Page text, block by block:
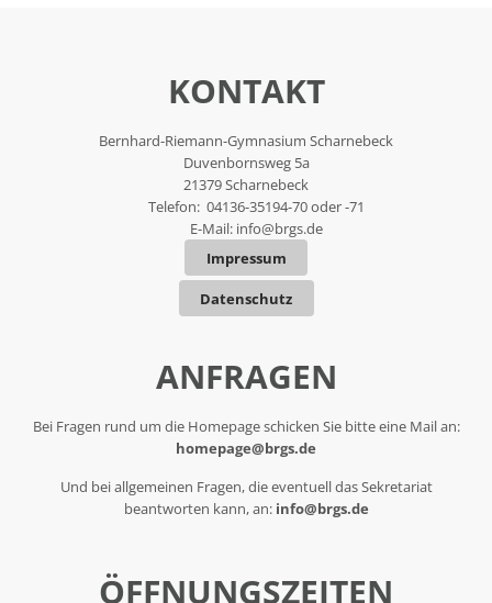
KONTAKT
Bernhard-Riemann-Gymnasium Scharnebeck
Duvenbornsweg 5a
21379 Scharnebeck
Telefon: 04136-35194-70 oder -71
E-Mail: info@brgs.de
Impressum
Datenschutz
ANFRAGEN
Bei Fragen rund um die Homepage schicken Sie bitte eine Mail an:
homepage@brgs.de
Und bei allgemeinen Fragen, die eventuell das Sekretariat
beantworten kann, an: info@brgs.de
ÖFFNUNGSZEITEN